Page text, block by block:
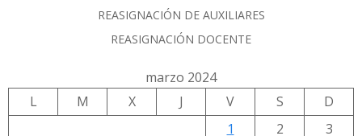
REASIGNACIÓN DE AUXILIARES
REASIGNACIÓN DOCENTE
marzo 2024
L
M X J V S
D
1
2 3